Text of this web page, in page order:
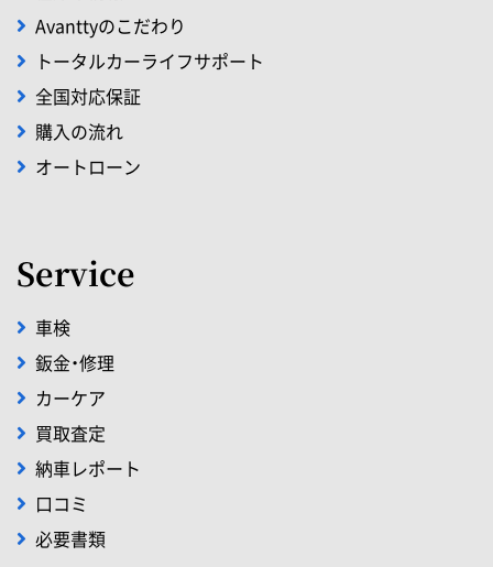
Avanttyのこだわり
トータルカーライフサポート
全国対応保証
購入の流れ
オートローン
Service
車検
鈑金・修理
カーケア
買取査定
納車レポート
口コミ
必要書類